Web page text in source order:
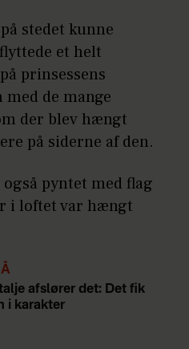
stedet kunne
et helt
prinsessens
med de mange
der blev hængt
på siderne af den.
pyntet med flag
i loftet var hængt
afslører det: Det fik
i karakter